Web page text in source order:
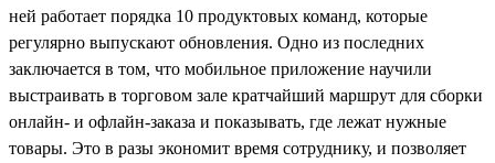
ней работает порядка 10 продуктовых команд, которые
регулярно выпускают обновления. Одно из последних
заключается в том, что мобильное приложение научили
выстраивать в торговом зале кратчайший маршрут для сборки
онлайн- и офлайн-заказа и показывать, где лежат нужные
товары. Это в разы экономит время сотруднику, и позволяет